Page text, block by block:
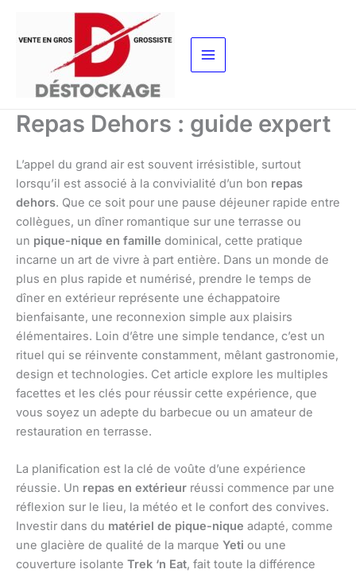
contenu
Repas Dehors : guide expert
L’appel du grand air est souvent irrésistible, surtout
lorsqu’il est associé à la convivialité d’un bon repas
dehors. Que ce soit pour une pause déjeuner rapide entre
collègues, un dîner romantique sur une terrasse ou
un pique-nique en famille dominical, cette pratique
incarne un art de vivre à part entière. Dans un monde de
plus en plus rapide et numérisé, prendre le temps de
dîner en extérieur représente une échappatoire
bienfaisante, une reconnexion simple aux plaisirs
élémentaires. Loin d’être une simple tendance, c’est un
rituel qui se réinvente constamment, mêlant gastronomie,
design et technologies. Cet article explore les multiples
facettes et les clés pour réussir cette expérience, que
vous soyez un adepte du barbecue ou un amateur de
restauration en terrasse.
La planification est la clé de voûte d’une expérience
réussie. Un repas en extérieur réussi commence par une
réflexion sur le lieu, la météo et le confort des convives.
Investir dans du matériel de pique-nique adapté, comme
une glacière de qualité de la marque Yeti ou une
couverture isolante Trek ‘n Eat, fait toute la différence